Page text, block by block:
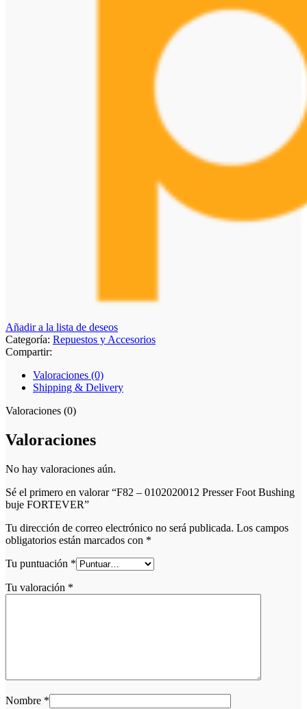
Añadir a la lista de deseos
Categoría: Repuestos y Accesorios
Compartir:
Valoraciones (0)
Shipping & Delivery
Valoraciones (0)
Valoraciones
No hay valoraciones aún.
Sé el primero en valorar “F82 – 0102020012 Presser Foot Bushing
buje FORTEVER”
Tu dirección de correo electrónico no será publicada. Los campos
obligatorios están marcados con *
Tu puntuación *
Tu valoración *
Nombre *